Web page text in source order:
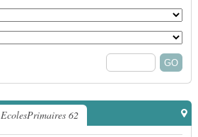
EcolesPrimaires 62